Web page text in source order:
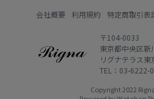
会社概要 利用規約 特定商取引表
〒104-0033
東京都中央区新
リグナテラス東
TEL：03-6222-
Copyright 2022